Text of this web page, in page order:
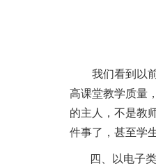
我们看到以
高课堂教学质量
的主人，不是教
件事了，甚至学
四、以电子